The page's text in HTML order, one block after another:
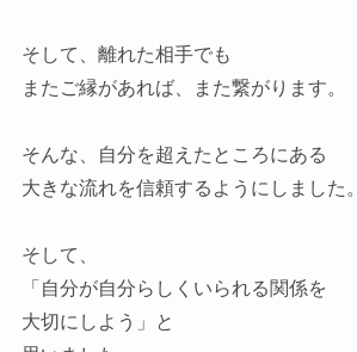
そして、離れた相手でも
またご縁があれば、また繋がります。
そんな、自分を超えたところにある
大きな流れを信頼するようにしました。
そして、
「自分が自分らしくいられる関係を
大切にしよう」と